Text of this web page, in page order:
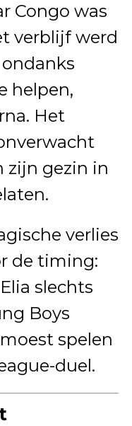
Congo was
verblijf werd
helpen,
Het
zijn gezin in
verlies
de timing:
slechts
Boys
spelen
duel.